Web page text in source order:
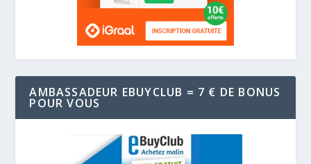
AMBASSADEUR EBUYCLUB = 7 € DE BONUS
POUR VOUS